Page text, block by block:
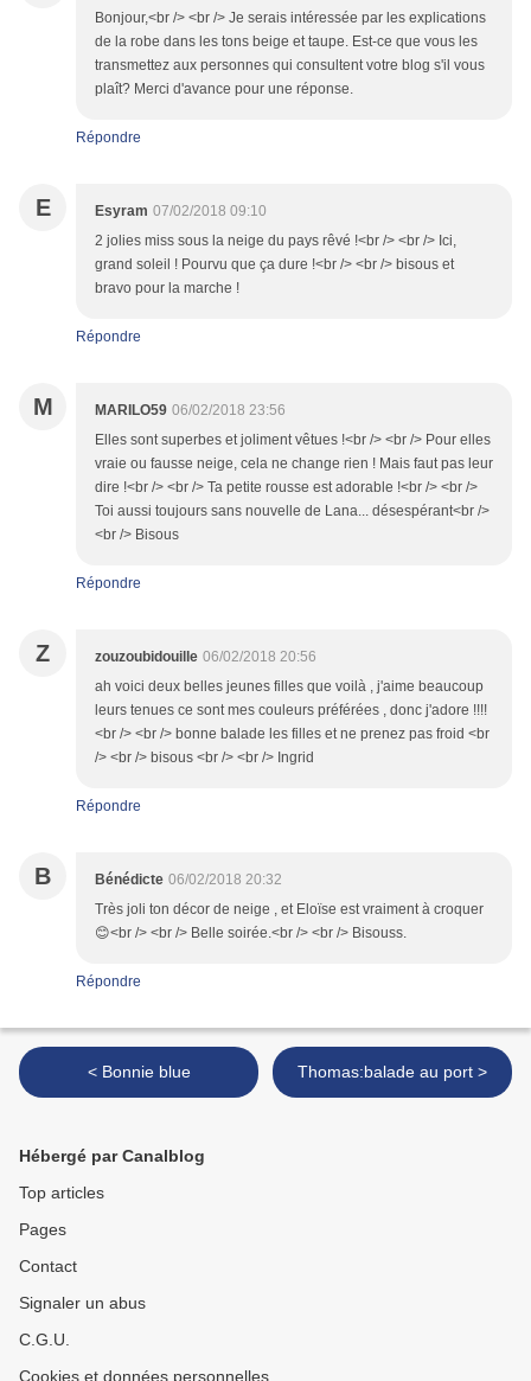
Bonjour,<br /> <br /> Je serais intéressée par les explications
de la robe dans les tons beige et taupe. Est-ce que vous les
transmettez aux personnes qui consultent votre blog s'il vous
plaît? Merci d'avance pour une réponse.
Répondre
E Esyram 07/02/2018 09:10
2 jolies miss sous la neige du pays rêvé !<br /> <br /> Ici,
grand soleil ! Pourvu que ça dure !<br /> <br /> bisous et
bravo pour la marche !
Répondre
M MARILO59 06/02/2018 23:56
Elles sont superbes et joliment vêtues !<br /> <br /> Pour elles
vraie ou fausse neige, cela ne change rien ! Mais faut pas leur
dire !<br /> <br /> Ta petite rousse est adorable !<br /> <br />
Toi aussi toujours sans nouvelle de Lana... désespérant<br />
<br /> Bisous
Répondre
Z zouzoubidouille 06/02/2018 20:56
ah voici deux belles jeunes filles que voilà , j'aime beaucoup
leurs tenues ce sont mes couleurs préférées , donc j'adore !!!!
<br /> <br /> bonne balade les filles et ne prenez pas froid <br
/> <br /> bisous <br /> <br /> Ingrid
Répondre
B Bénédicte 06/02/2018 20:32
Très joli ton décor de neige , et Eloïse est vraiment à croquer
😊<br /> <br /> Belle soirée.<br /> <br /> Bisouss.
Répondre
< Bonnie blue Thomas:balade au port >
Hébergé par Canalblog
Top articles
Pages
Contact
Signaler un abus
C.G.U.
Cookies et données personnelles